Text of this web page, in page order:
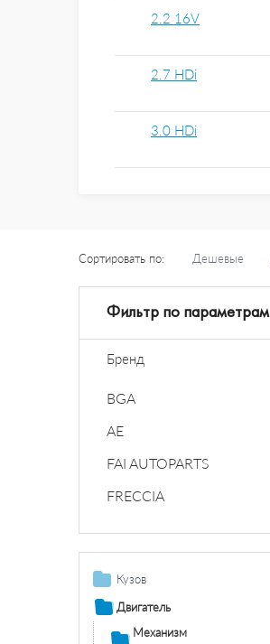
2.2 16V
2.7 HDi
3.0 HDi
Сортировать по: Дешевые
Фильтр по параметрам
Бренд
BGA
AE
FAI AUTOPARTS
FRECCIA
Кузов
Дополнительная
комплектующие
Двигатель
Механизм